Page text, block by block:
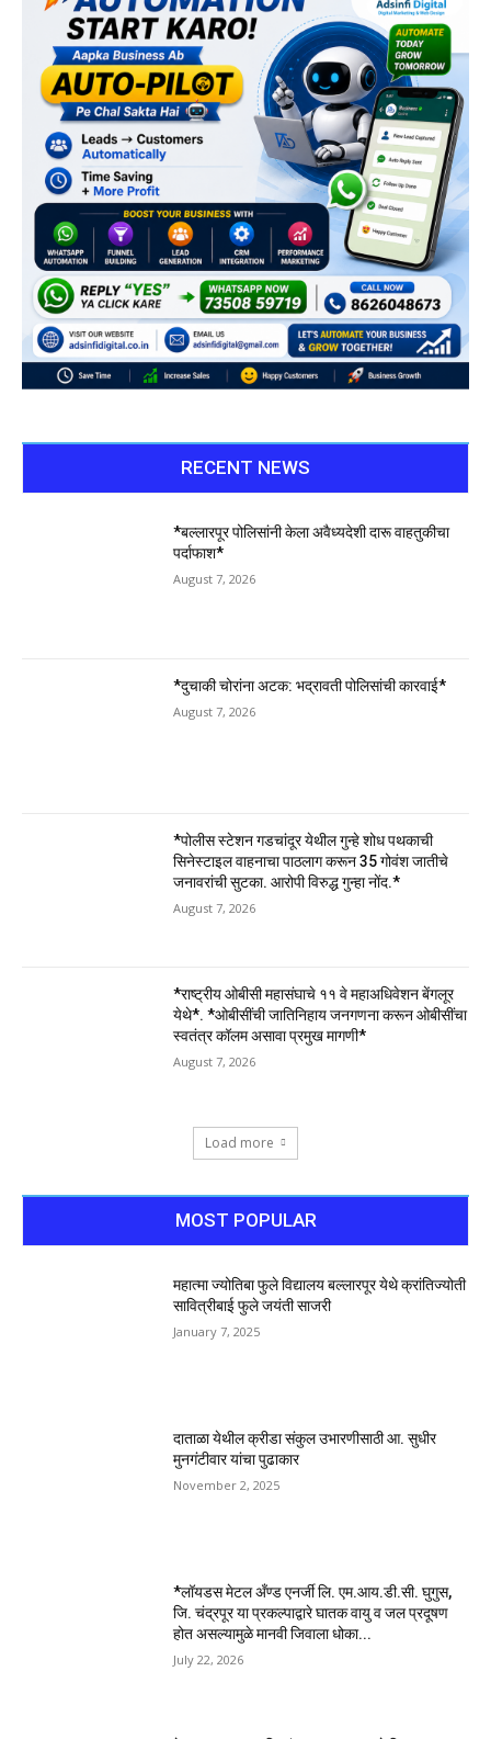
RECENT NEWS
*बल्लारपूर पोलिसांनी केला अवैध्यदेशी दारू वाहतुकीचा
पर्दाफाश*
August 7, 2026
*दुचाकी चोरांना अटक: भद्रावती पोलिसांची कारवाई*
August 7, 2026
*पोलीस स्टेशन गडचांदूर येथील गुन्हे शोध पथकाची
सिनेस्टाइल वाहनाचा पाठलाग करून 35 गोवंश जातीचे
जनावरांची सुटका. आरोपी विरुद्ध गुन्हा नोंद.*
August 7, 2026
*राष्ट्रीय ओबीसी महासंघाचे ११ वे महाअधिवेशन बेंगलूर
येथे*. *ओबीसींची जातिनिहाय जनगणना करून ओबीसींचा
स्वतंत्र कॉलम असावा प्रमुख मागणी*
August 7, 2026
Load more
MOST POPULAR
महात्मा ज्योतिबा फुले विद्यालय बल्लारपूर येथे क्रांतिज्योती
सावित्रीबाई फुले जयंती साजरी
January 7, 2025
दाताळा येथील क्रीडा संकुल उभारणीसाठी आ. सुधीर
मुनगंटीवार यांचा पुढाकार
November 2, 2025
*लॉयडस मेटल अँण्ड एनर्जी लि. एम.आय.डी.सी. घुगुस,
जि. चंद्रपूर या प्रकल्पाद्वारे घातक वायु व जल प्रदूषण
होत असल्यामुळे मानवी जिवाला धोका...
July 22, 2026